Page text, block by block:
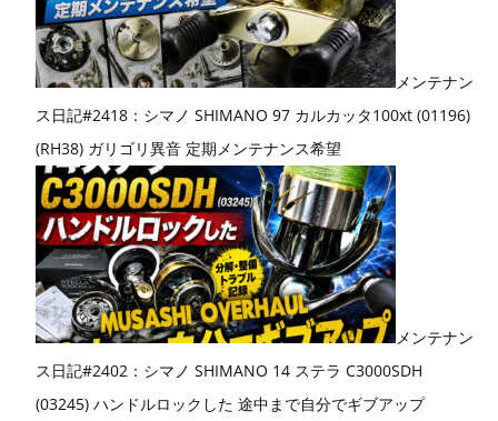
メンテナン
ス日記#2418：シマノ SHIMANO 97 カルカッタ100xt (01196)
(RH38) ガリゴリ異音 定期メンテナンス希望
メンテナン
ス日記#2402：シマノ SHIMANO 14 ステラ C3000SDH
(03245) ハンドルロックした 途中まで自分でギブアップ